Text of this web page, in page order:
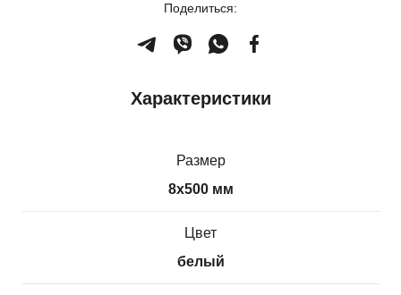
Поделиться:
Характеристики
Размер
8х500 мм
Цвет
белый